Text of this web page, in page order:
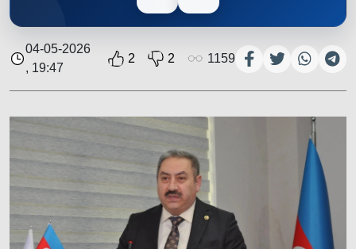
04-05-2026
, 19:47
2 2 1159